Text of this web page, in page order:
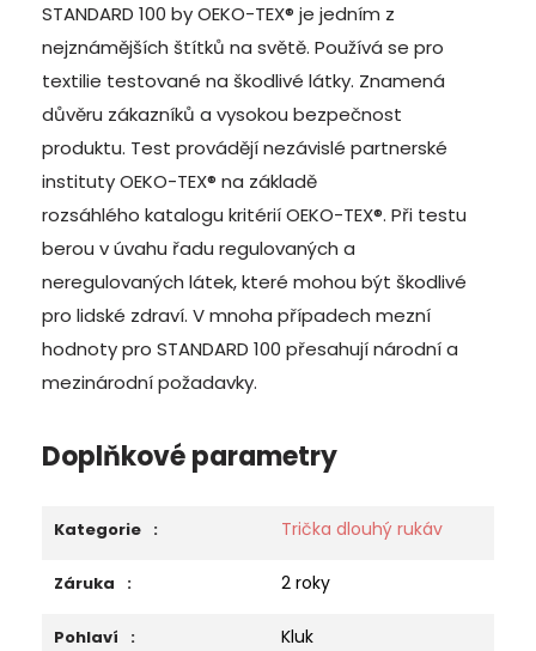
STANDARD 100 by OEKO-TEX® je jedním z
nejznámějších štítků na světě. Používá se pro
textilie testované na škodlivé látky. Znamená
důvěru zákazníků a vysokou bezpečnost
produktu. Test provádějí nezávislé partnerské
instituty OEKO-TEX® na základě
rozsáhlého katalogu kritérií OEKO-TEX®. Při testu
berou v úvahu řadu regulovaných a
neregulovaných látek, které mohou být škodlivé
pro lidské zdraví. V mnoha případech mezní
hodnoty pro STANDARD 100 přesahují národní a
mezinárodní požadavky.
Doplňkové parametry
Kategorie : Trička dlouhý rukáv
Záruka : 2 roky
Pohlaví : Kluk